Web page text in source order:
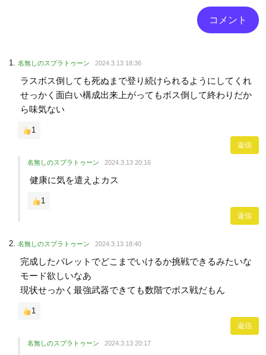
名無しのスプラトゥーン 2024.3.13 18:36
ラスボス倒しても死ぬまで登り続けられるようにしてくれ
せっかく面白い構成出来上がってもボス倒して終わりだか
ら味気ない
1
返信
名無しのスプラトゥーン 2024.3.13 20:16
健康に気を遣えよカス
1
返信
名無しのスプラトゥーン 2024.3.13 18:40
完成したパレットでどこまでいけるか挑戦できるみたいな
モード欲しいなあ
現状せっかく最強武器できても数階でボス戦だもん
1
返信
名無しのスプラトゥーン 2024.3.13 20:17